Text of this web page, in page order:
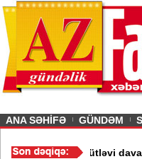
ANA SƏHİFƏ GÜNDƏM
Restoranın qarşısında